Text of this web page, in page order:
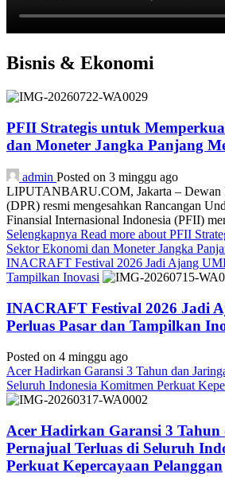
Bisnis & Ekonomi
PFII Strategis untuk
dan Moneter Jangka Panjang
admin Posted on 3 minggu ago
LIPUTANBARU.COM, Jakarta – Dewan
(DPR) resmi mengesahkan Rancangan
Finansial Internasional Indonesia (PFII)
Selengkapnya Read more about PFII
Sektor Ekonomi dan Moneter Jangka
INACRAFT Festival 2026 Jadi Ajang
Tampilkan Inovasi
INACRAFT Festival 2026 Jadi
Perluas Pasar dan Tampilkan
Posted on 4 minggu ago
Acer Hadirkan Garansi 3 Tahun dan
Seluruh Indonesia Komitmen Perkuat
Acer Hadirkan Garansi 3
Pernajual Terluas di Seluruh
Perkuat Kepercayaan Pelanggan